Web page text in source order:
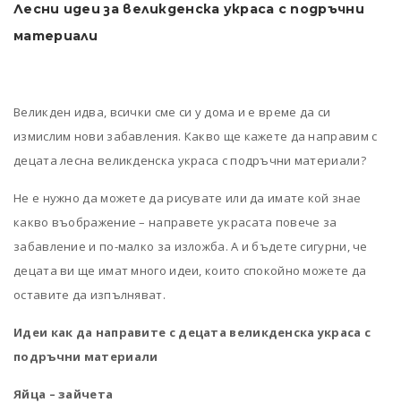
Лесни идеи за великденска украса с подръчни
материали
Великден идва, всички сме си у дома и е време да си
измислим нови забавления. Какво ще кажете да направим с
децата лесна великденска украса с подръчни материали?
Не е нужно да можете да рисувате или да имате кой знае
какво въображение – направете украсата повече за
забавление и по-малко за изложба. А и бъдете сигурни, че
децата ви ще имат много идеи, които спокойно можете да
оставите да изпълняват.
Идеи как да направите с децата великденска украса с
подръчни материали
Яйца – зайчета